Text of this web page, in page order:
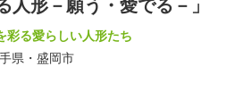
人形－願う・愛でる－」
彩る愛らしい人形たち
県・盛岡市